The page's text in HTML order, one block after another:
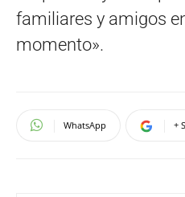
familiares y amigos
momento».
WhatsApp +